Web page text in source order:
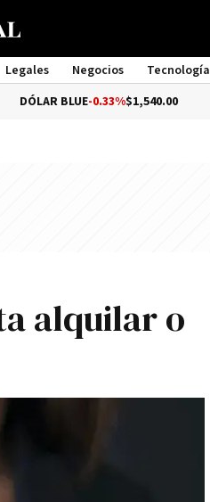
Legales Negocios Tecnología
-0.33%$1,540.00
alquilar o